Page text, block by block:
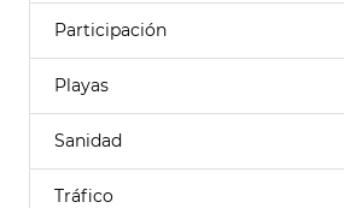
Participación
Playas
Sanidad
Tráfico